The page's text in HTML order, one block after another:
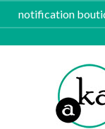
notification